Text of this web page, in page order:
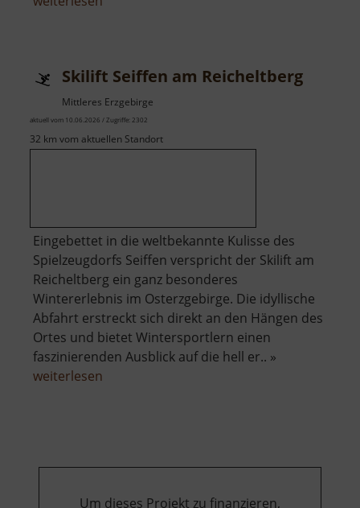
Skilift Seiffen am Reicheltberg
Mittleres Erzgebirge
aktuell vom 10.06.2026 / Zugriffe: 2302
32 km vom aktuellen Standort
Eingebettet in die weltbekannte Kulisse des
Spielzeugdorfs Seiffen verspricht der Skilift am
Reicheltberg ein ganz besonderes
Wintererlebnis im Osterzgebirge. Die idyllische
Abfahrt erstreckt sich direkt an den Hängen des
Ortes und bietet Wintersportlern einen
faszinierenden Ausblick auf die hell er.. »
weiterlesen
Um dieses Projekt zu finanzieren,